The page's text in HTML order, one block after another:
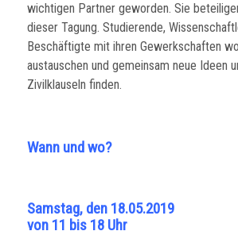
wichtigen Partner geworden. Sie
dieser Tagung. Studierende,
Beschäftigte mit ihren Gewerkschaften
austauschen und gemeinsam neue Ideen
Zivilklauseln finden.
Wann und wo?
Samstag, den 18.05.2019
von 11 bis 18 Uhr